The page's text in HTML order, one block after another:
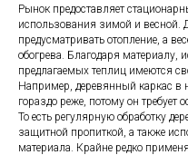
Рынок предоставляет
использования зимой и весной.
предусматривать отопление, а
обогрева. Благодаря материалу,
предлагаемых теплиц имеются
Например, деревянный каркас в
гораздо реже, потому он требует
То есть регулярную обработку
защитной пропиткой, а также
материала. Крайне редко